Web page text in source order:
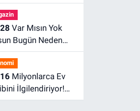
İşte indirimli
ve fiyatları
Bugün Neden
Yeni Bölüm Ne
6 Ağustos ATV
Akışı
Milyonlarca Ev
İlgilendiriyor!
Vergisinde Yeni